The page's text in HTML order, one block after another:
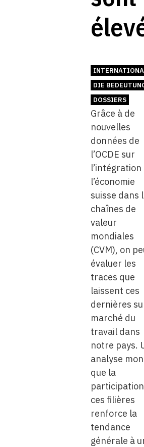
DIE
DOSSIERS
Grâce à de
nouvelles
données de
l’OCDE sur
l’intégration
l’économie
suisse dans
chaînes de
valeur
mondiales
(CVM), on
évaluer les
traces que
laissent ces
dernières
marché du
travail dans
notre pays.
analyse
que la
ces filières
renforce la
tendance
générale à